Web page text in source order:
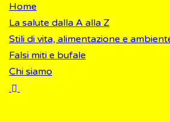
Home
La salute dalla A alla Z
Stili di vita, alimentazione e
Falsi miti e bufale
Chi siamo